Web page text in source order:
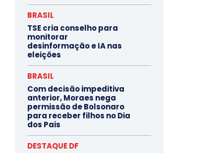
BRASIL
TSE cria conselho para
monitorar
desinformação e IA nas
eleições
BRASIL
Com decisão impeditiva
anterior, Moraes nega
permissão de Bolsonaro
para receber filhos no Dia
dos Pais
DESTAQUE DF